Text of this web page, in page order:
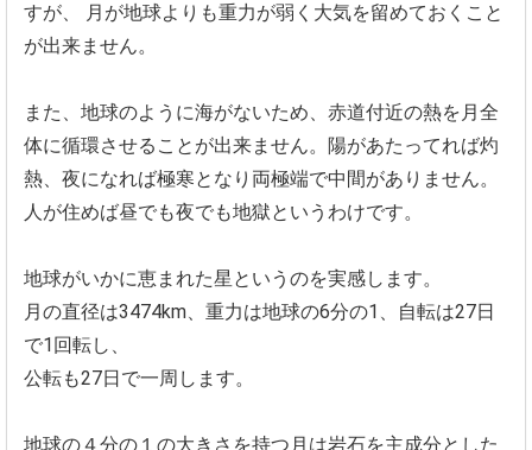
すが、
月が地球よりも重力が弱く大気を留めておくこと
が出来ません。
また、地球のように海がないため、赤道付近の熱を月全
体に循環させることが出来ません。陽があたってれば灼
熱、夜になれば極寒となり両極端で中間がありません。
人が住めば昼でも夜でも地獄というわけです。
地球がいかに恵まれた星というのを実感します。
月の直径は3474km、重力は地球の6分の1、自転は27日
で1回転し、
公転も27日で一周します。
地球の４分の１の大きさを持つ月は岩石を主成分とした